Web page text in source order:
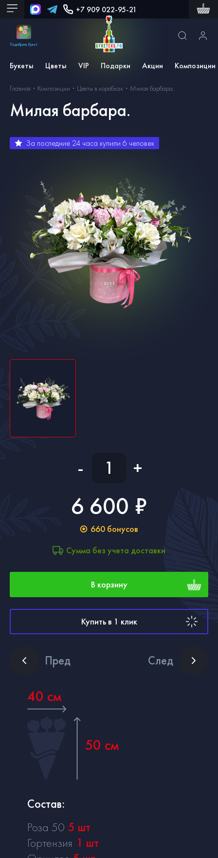
+7 909 022-95-21
Подобрать букет
Букеты Цветы VIP Подарки Акции Композиции
Главная Композиции Цветы в коробках Милая барбара.
Милая барбара.
За последние 24 часа купили 6 человек
- +
6 600 ₽
660 бонусов
Сумма без учета доставки
В корзину
Купить в 1 клик
Пред След
40 см
50 см
Состав:
Роза 50 5 шт
Гортензия 1 шт